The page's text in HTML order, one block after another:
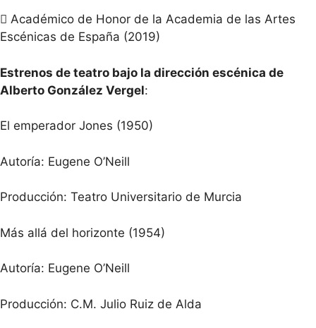
 Académico de Honor de la Academia de las Artes
Escénicas de España (2019)
Estrenos de teatro bajo la dirección escénica de
Alberto González Vergel:
El emperador Jones (1950)
Autoría: Eugene O’Neill
Producción: Teatro Universitario de Murcia
Más allá del horizonte (1954)
Autoría: Eugene O’Neill
Producción: C.M. Julio Ruiz de Alda